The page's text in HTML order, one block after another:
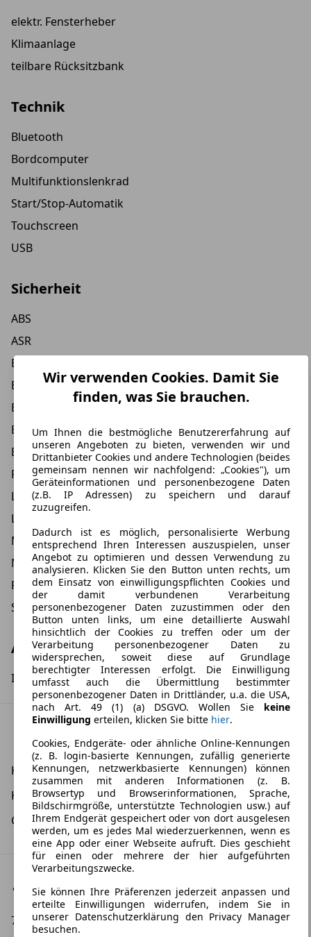
elektr. Fensterheber
Klimaanlage
teilbare Rücksitzbank
Technik
Bluetooth
Bordcomputer
Multifunktionslenkrad
Start/Stop-Automatik
Touchscreen
USB
Sicherheit
ABS
ASR
Beifahrer-Airbag
Einparkhilfe
Einparkhilfe hinten
Einparkhilfe vorne
ESP
Fahrer-Airbag
LED Scheinwerfer
LED Tagfahrlicht
Müdigkeits-Warnsystem
Notbremsassistent
Reifendruckkontrollsystem
Spurhalteassistent
Andere
Isofix
Umwelt & Verbrauch: WLTP
Kombinierter Kraftstoffverbrauch:
5,5 l/100 km
Kombinierte CO2-Emission:
124,0 g/km
CO2-Klasse:
Fahrzeugstandort
75015, Bretten
Wir verwenden Cookies. Damit Sie
finden, was Sie brauchen.
Um Ihnen die bestmögliche Benutzererfahrung auf
unseren Angeboten zu bieten, verwenden wir und
Drittanbieter Cookies und andere Technologien (beides
gemeinsam nennen wir nachfolgend: „Cookies"), um
Geräteinformationen und personenbezogene Daten
(z.B. IP Adressen) zu speichern und darauf
zuzugreifen.
Dadurch ist es möglich, personalisierte Werbung
entsprechend Ihren Interessen auszuspielen, unser
Angebot zu optimieren und dessen Verwendung zu
analysieren. Klicken Sie den Button unten rechts, um
dem Einsatz von einwilligungspflichten Cookies und
der damit verbundenen Verarbeitung
personenbezogener Daten zuzustimmen oder den
Button unten links, um eine detaillierte Auswahl
hinsichtlich der Cookies zu treffen oder um der
Verarbeitung personenbezogener Daten zu
widersprechen, soweit diese auf Grundlage
berechtigter Interessen erfolgt. Die Einwilligung
umfasst auch die Übermittlung bestimmter
personenbezogener Daten in Drittländer, u.a. die USA,
nach Art. 49 (1) (a) DSGVO. Wollen Sie keine
Einwilligung erteilen, klicken Sie bitte hier.
Cookies, Endgeräte- oder ähnliche Online-Kennungen
(z. B. login-basierte Kennungen, zufällig generierte
Kennungen, netzwerkbasierte Kennungen) können
zusammen mit anderen Informationen (z. B.
Browsertyp und Browserinformationen, Sprache,
Bildschirmgröße, unterstützte Technologien usw.) auf
Ihrem Endgerät gespeichert oder von dort ausgelesen
werden, um es jedes Mal wiederzuerkennen, wenn es
eine App oder einer Webseite aufruft. Dies geschieht
für einen oder mehrere der hier aufgeführten
Verarbeitungszwecke.
Sie können Ihre Präferenzen jederzeit anpassen und
erteilte Einwilligungen widerrufen, indem Sie in
unserer Datenschutzerklärung den Privacy Manager
besuchen.